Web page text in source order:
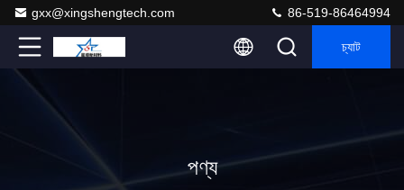
gxx@xingshengtech.com 86-519-86464994
চ্যাট
পণ্য